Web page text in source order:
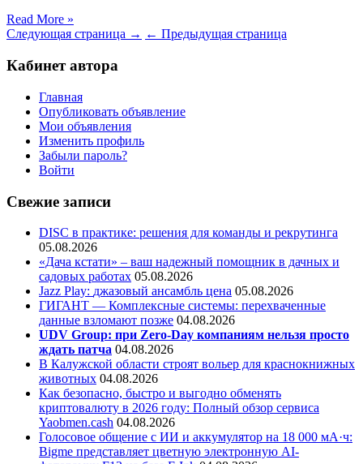
Read More »
Следующая страница → ← Предыдущая страница
Кабинет автора
Главная
Опубликовать объявление
Мои объявления
Изменить профиль
Забыли пароль?
Войти
Свежие записи
DISC в практике: решения для команды и рекрутинга
05.08.2026
«Дача кстати» – ваш надежный помощник в дачных и
садовых работах 05.08.2026
Jazz Play: джазовый ансамбль цена 05.08.2026
ГИГАНТ — Комплексные системы: перехваченные
данные взломают позже 04.08.2026
UDV Group: при Zero-Day компаниям нельзя просто
ждать патча 04.08.2026
В Калужской области строят вольер для краснокнижных
животных 04.08.2026
Как безопасно, быстро и выгодно обменять
криптовалюту в 2026 году: Полный обзор сервиса
Yaobmen.cash 04.08.2026
Голосовое общение с ИИ и аккумулятор на 18 000 мА·ч:
Bigme представляет цветную электронную AI-